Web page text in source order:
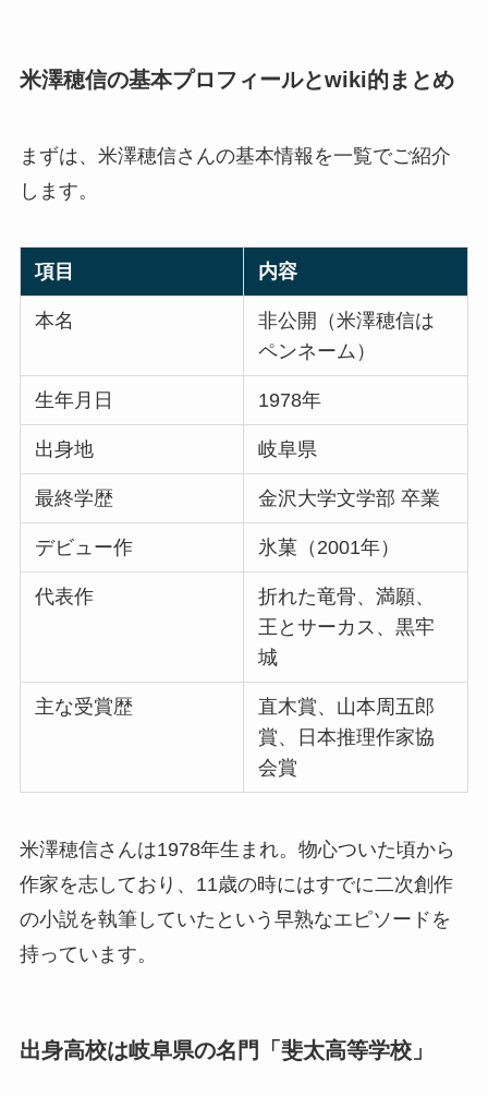
米澤穂信の基本プロフィールとwiki的まとめ
まずは、米澤穂信さんの基本情報を一覧でご紹介
します。
項目 内容
本名
非公開（米澤穂信は
ペンネーム）
生年月日 1978年
出身地 岐阜県
最終学歴 金沢大学文学部 卒業
デビュー作 氷菓（2001年）
代表作
折れた竜骨、満願、
王とサーカス、黒牢
城
主な受賞歴
直木賞、山本周五郎
賞、日本推理作家協
会賞
米澤穂信さんは1978年生まれ。物心ついた頃から
作家を志しており、11歳の時にはすでに二次創作
の小説を執筆していたという早熟なエピソードを
持っています。
出身高校は岐阜県の名門「斐太高等学校」